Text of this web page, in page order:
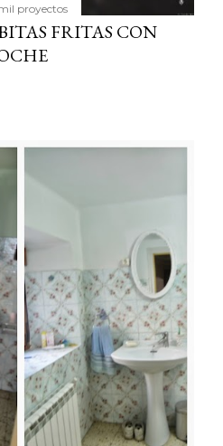
proyectos
FRITAS CON